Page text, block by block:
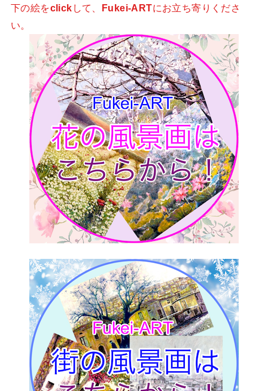
下の絵をclick して、 Fukei-ARTにお立ち寄りくださ
い。